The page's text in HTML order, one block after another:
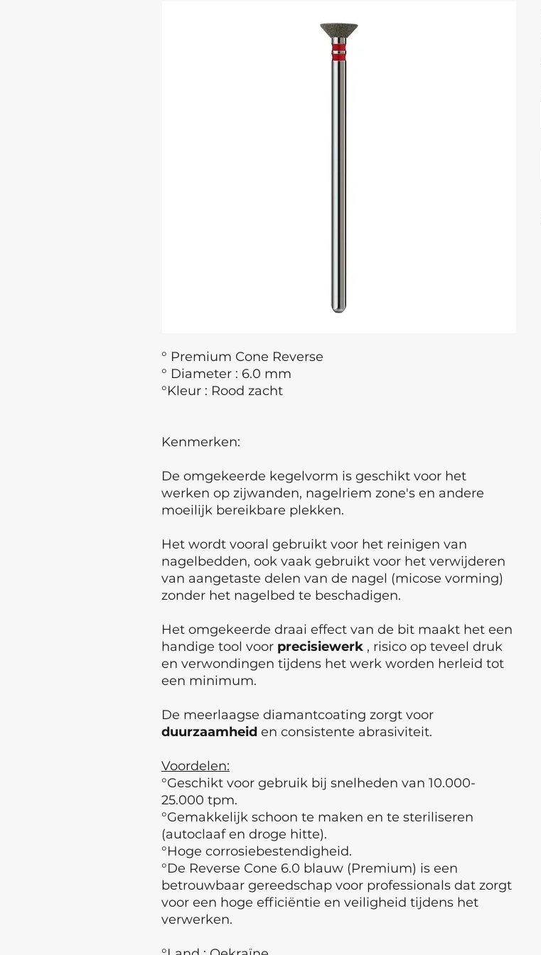
° Premium Cone Reverse
° Diameter : 6.0 mm
°Kleur : Rood zacht
Kenmerken:
De omgekeerde kegelvorm is geschikt voor het
werken op zijwanden, nagelriem zone's en andere
moeilijk bereikbare plekken.
Het wordt vooral gebruikt voor het reinigen van
nagelbedden, ook vaak gebruikt voor het verwijderen
van aangetaste delen van de nagel (micose vorming)
zonder het nagelbed te beschadigen.
Het omgekeerde draai effect van de bit maakt het een
handige tool voor precisiewerk , risico op teveel druk
en verwondingen tijdens het werk worden herleid tot
een minimum.
De meerlaagse diamantcoating zorgt voor
duurzaamheid en consistente abrasiviteit.
Voordelen:
°Geschikt voor gebruik bij snelheden van 10.000-
25.000 tpm.
°Gemakkelijk schoon te maken en te steriliseren
(autoclaaf en droge hitte).
°Hoge corrosiebestendigheid.
°De Reverse Cone 6.0 blauw (Premium) is een
betrouwbaar gereedschap voor professionals dat zorgt
voor een hoge efficiëntie en veiligheid tijdens het
verwerken.